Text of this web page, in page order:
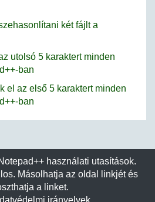
két fájlt a
utolsó 5 karaktert minden
ban
el az első 5 karaktert minden
ban
használati utasítások.
Másolhatja az oldal linkjét és
a linket.
irányelvek